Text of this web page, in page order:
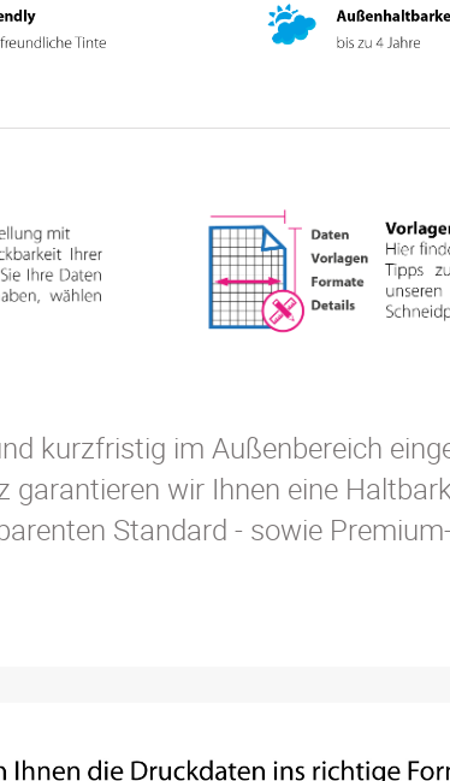
kurzfristig im Außenbereich
garantieren wir Ihnen eine
Standard - sowie